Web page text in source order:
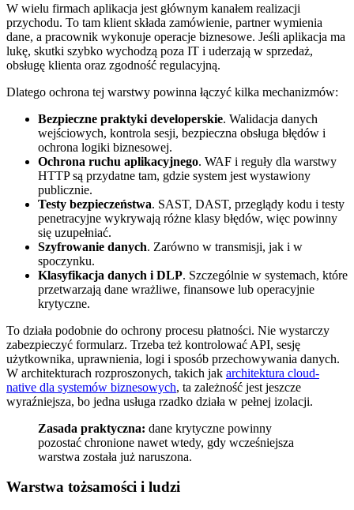
W wielu firmach aplikacja jest głównym kanałem realizacji
przychodu. To tam klient składa zamówienie, partner wymienia
dane, a pracownik wykonuje operacje biznesowe. Jeśli aplikacja ma
lukę, skutki szybko wychodzą poza IT i uderzają w sprzedaż,
obsługę klienta oraz zgodność regulacyjną.
Dlatego ochrona tej warstwy powinna łączyć kilka mechanizmów:
Bezpieczne praktyki developerskie. Walidacja danych
wejściowych, kontrola sesji, bezpieczna obsługa błędów i
ochrona logiki biznesowej.
Ochrona ruchu aplikacyjnego. WAF i reguły dla warstwy
HTTP są przydatne tam, gdzie system jest wystawiony
publicznie.
Testy bezpieczeństwa. SAST, DAST, przeglądy kodu i testy
penetracyjne wykrywają różne klasy błędów, więc powinny
się uzupełniać.
Szyfrowanie danych. Zarówno w transmisji, jak i w
spoczynku.
Klasyfikacja danych i DLP. Szczególnie w systemach, które
przetwarzają dane wrażliwe, finansowe lub operacyjnie
krytyczne.
To działa podobnie do ochrony procesu płatności. Nie wystarczy
zabezpieczyć formularz. Trzeba też kontrolować API, sesję
użytkownika, uprawnienia, logi i sposób przechowywania danych.
W architekturach rozproszonych, takich jak architektura cloud-
native dla systemów biznesowych, ta zależność jest jeszcze
wyraźniejsza, bo jedna usługa rzadko działa w pełnej izolacji.
Zasada praktyczna: dane krytyczne powinny
pozostać chronione nawet wtedy, gdy wcześniejsza
warstwa została już naruszona.
Warstwa tożsamości i ludzi